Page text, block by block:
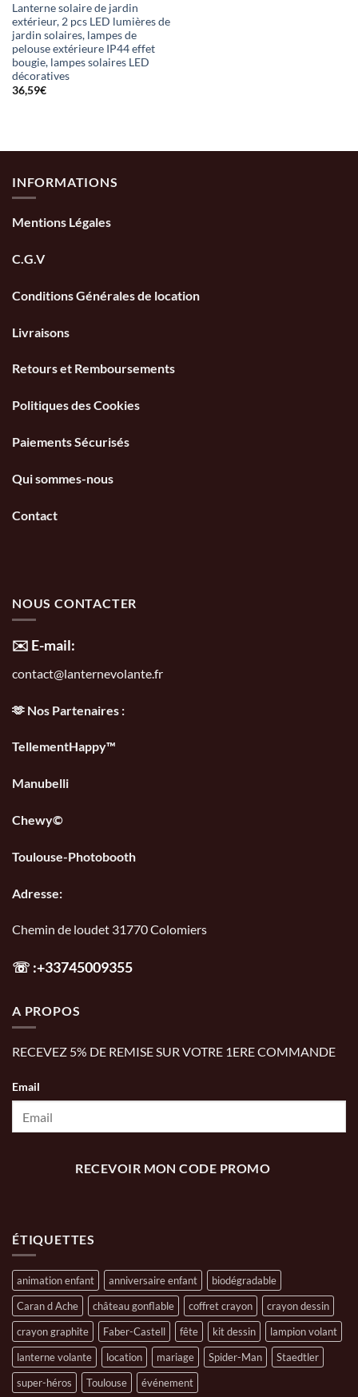
Lanterne solaire de jardin
extérieur, 2 pcs LED lumières de
jardin solaires, lampes de
pelouse extérieure IP44 effet
bougie, lampes solaires LED
décoratives
36,59€
INFORMATIONS
Mentions Légales
C.G.V
Conditions Générales de location
Livraisons
Retours et Remboursements
Politiques des Cookies
Paiements Sécurisés
Qui sommes-nous
Contact
NOUS CONTACTER
✉️ E-mail:
contact@lanternevolante.fr
🫶 Nos Partenaires :
TellementHappy™
Manubelli
Chewy©
Toulouse-Photobooth
Adresse:
Chemin de loudet 31770 Colomiers
☏ :+33745009355
A PROPOS
RECEVEZ 5% DE REMISE SUR VOTRE 1ERE COMMANDE
Email
RECEVOIR MON CODE PROMO
ÉTIQUETTES
animation enfant anniversaire enfant
biodégradable
Caran d Ache
château gonflable coffret crayon
crayon dessin
crayon graphite
Faber-Castell fête kit dessin
lampion volant
lanterne volante
location mariage Spider-Man
Staedtler
super-héros
Toulouse événement